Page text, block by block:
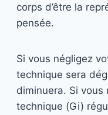
corps d’être la
pensée.
Si vous négligez
technique sera
diminuera. Si vous
technique (Gi)